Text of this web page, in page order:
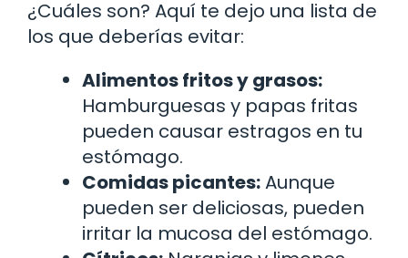
¿Cuáles son? Aquí te dejo una lista de
los que deberías evitar:
Alimentos fritos y grasos:
Hamburguesas y papas fritas
pueden causar estragos en tu
estómago.
Comidas picantes:Aunque
pueden ser deliciosas, pueden
irritar la mucosa del estómago.